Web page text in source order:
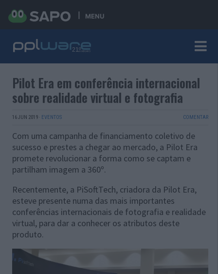
MENU
Pilot Era em conferência internacional
sobre realidade virtual e fotografia
16 JUN 2019 · EVENTOS COMENTAR
Com uma campanha de financiamento coletivo de
sucesso e prestes a chegar ao mercado, a Pilot Era
promete revolucionar a forma como se captam e
partilham imagem a 360º.
Recentemente, a PiSoftTech, criadora da Pilot Era,
esteve presente numa das mais importantes
conferências internacionais de fotografia e realidade
virtual, para dar a conhecer os atributos deste
produto.